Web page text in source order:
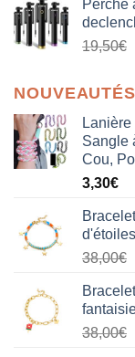
Perche
19,50€
NOUVEAUTÉS
Sangle
Cou,
3,30€
38,00€
38,00€